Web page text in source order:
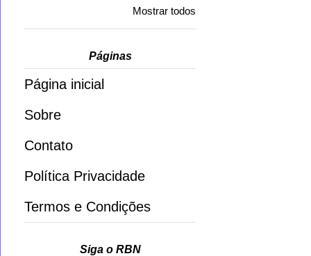
Mostrar todos
Páginas
Página inicial
Sobre
Contato
Política Privacidade
Termos e Condições
Siga o RBN